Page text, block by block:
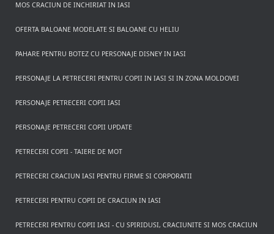
MOS CRACIUN DE INCHIRIAT IN IASI
OFERTA BALOANE MODELATE SI BALOANE CU HELIU
PAHARE PENTRU BOTEZ CU PERSONAJE DISNEY IN IASI
PERSONAJE LA PETRECERI PENTRU COPII IN IASI SI IN ZONA MOLDOVEI
PERSONAJE PETRECERI COPII IASI
PERSONAJE PETRECERI COPII UPDATE
PETRECERI COPII - TAIERE DE MOT
PETRECERI CRACIUN IASI PENTRU FIRME SI CORPORATII
PETRECERI PENTRU COPII DE CRACIUN IN IASI
PETRECERI PENTRU COPII IASI - CU SPIRIDUSI, CRACIUNITE SI MOS CRACIUN